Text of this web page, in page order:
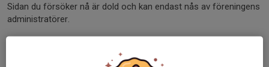
Sidan du försöker nå är dold och kan endast nås av föreningens
administratörer.